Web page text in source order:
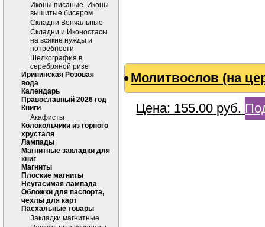
Иконы писаные ,Иконы
вышитые бисером
Складни Венчальные
Складни и Иконостасы
на всякие нужды и
потребности
Шелкография в
серебряной ризе
Ирининская Розовая
вода
Календарь
Православный 2026 год
Книги
Акафисты
Колокольчики из горного
хрусталя
Лампады
Магнитные закладки для
книг
Магниты
Плоские магниты
Неугасимая лампада
Обложки для паспорта,
чехлы для карт
Пасхальные товары
Закладки магнитные
Молитвослов (на
Цена: 155.00 руб.